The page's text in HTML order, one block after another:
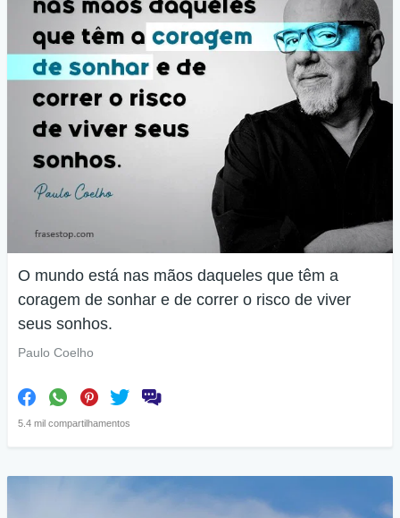
O mundo está nas mãos daqueles que têm a
coragem de sonhar e de correr o risco de viver
seus sonhos.
Paulo Coelho
5.4 mil compartilhamentos